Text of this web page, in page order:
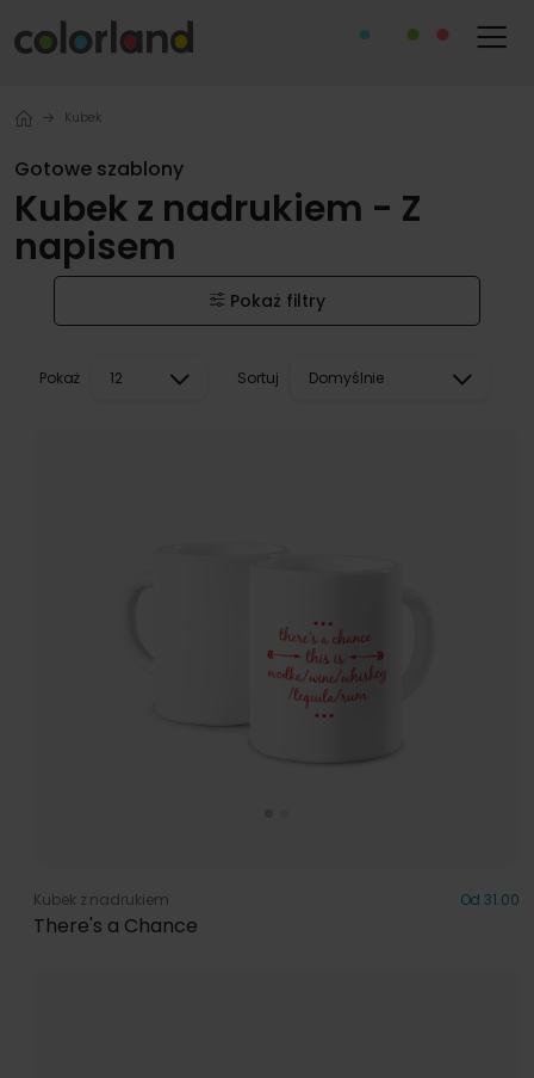
Kubek
Gotowe szablony
Kubek z nadrukiem - Z
napisem
Pokaż filtry
Pokaż 12 Sortuj Domyślnie
Kubek z nadrukiem Od 31.00
There's a Chance